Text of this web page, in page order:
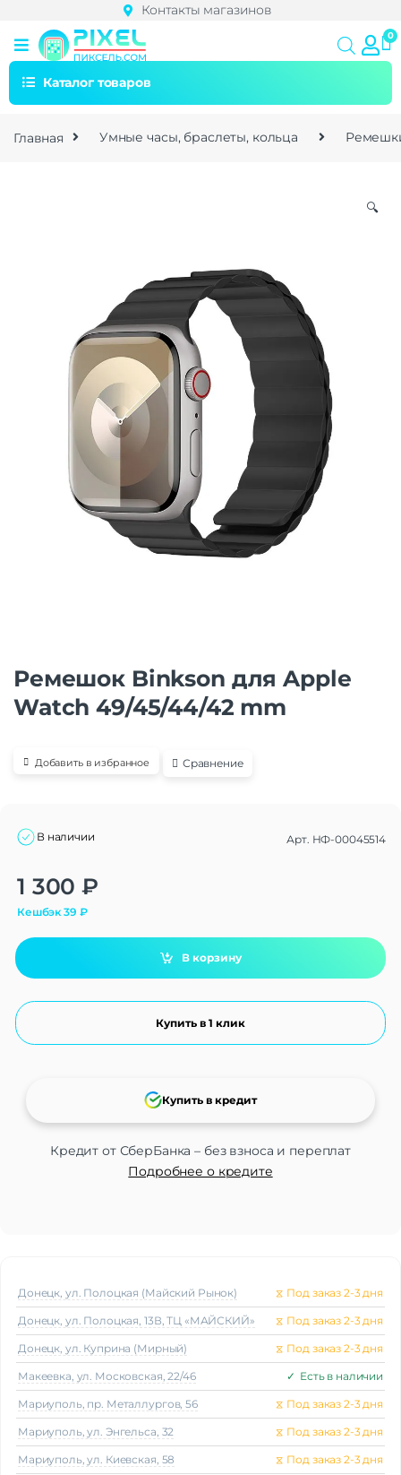
Контакты магазинов
Каталог товаров
Главная Умные часы, браслеты, кольца
🔍
Ремешок Binkson для Apple
Watch 49/45/44/42 mm
Добавить в избранное Сравнение
В наличии Арт. НФ-00045514
1 300 ₽
Кешбэк39 ₽
В корзину
Купить в 1 клик
Кредит от СберБанка – без взноса и переплат
Подробнее о кредите
Купить в кредит
Alternative:
Донецк, ул. Полоцкая (Майский Рынок) ⧖ Под заказ 2-3 дня
Донецк, ул. Полоцкая, 13В, ТЦ «МАЙСКИЙ» ⧖ Под заказ 2-3 дня
Донецк, ул. Куприна (Мирный) ⧖ Под заказ 2-3 дня
Макеeвка, ул. Московская, 22/46 ✓ Есть в наличии
Мариуполь, пр. Металлургов, 56 ⧖ Под заказ 2-3 дня
Мариуполь, ул. Энгельса, 32 ⧖ Под заказ 2-3 дня
Мариуполь, ул. Киевская, 58 ⧖ Под заказ 2-3 дня